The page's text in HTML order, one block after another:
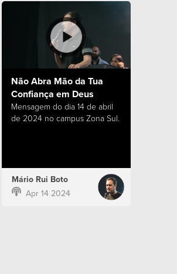
Não Abra Mão da Tua
Confiança em Deus
Mensagem do dia 14 de abril
de 2024 no campus Zona Sul.
Mário Rui Boto
Apr 14 2024